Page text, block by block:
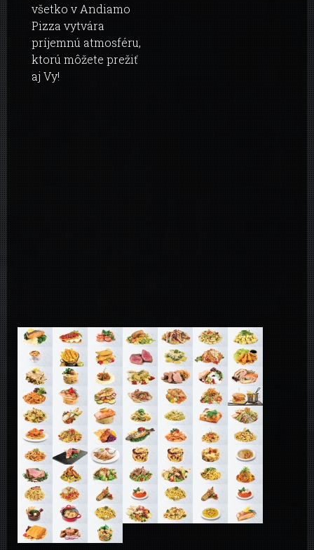
všetko v Andiamo
Pizza vytvára
príjemnú atmosféru,
ktorú môžete prežiť
aj Vy!